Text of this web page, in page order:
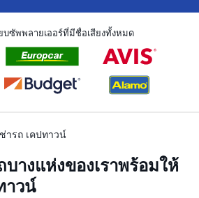
ยบซัพพลายเออร์ที่มีชื่อเสียงทั้งหมด
ารถ เคปทาวน์
บางแห่งของเราพร้อมให้
าวน์